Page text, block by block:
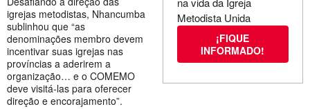
Metodista Unida
¡FIQUE
INFORMADO!
igrejas metodistas, Nhancumba
sublinhou que “as
denominações membro devem
incentivar suas igrejas nas
províncias a aderirem a
organização… e o COMEMO
deve visitá-las para oferecer
direção e encorajamento”.